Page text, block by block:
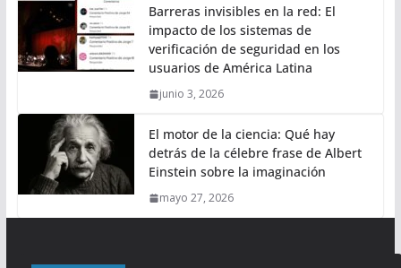
Barreras invisibles en la red: El
impacto de los sistemas de
verificación de seguridad en los
usuarios de América Latina
junio 3, 2026
El motor de la ciencia: Qué hay
detrás de la célebre frase de Albert
Einstein sobre la imaginación
mayo 27, 2026